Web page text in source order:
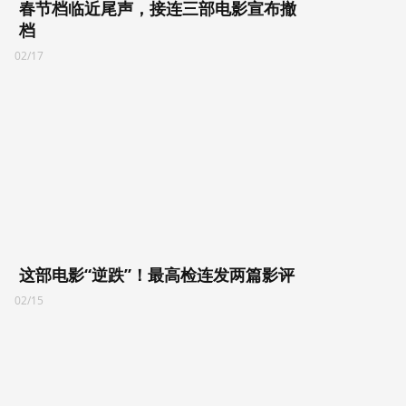
春节档临近尾声，接连三部电影宣布撤
档
02/17
这部电影“逆跌”！最高检连发两篇影评
02/15